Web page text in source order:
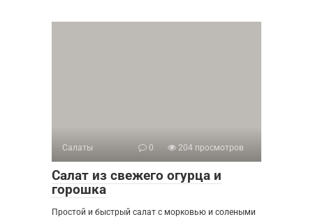
Салаты 0 204 просмотров
Салат из свежего огурца и
горошка
Простой и быстрый салат с морковью и солеными